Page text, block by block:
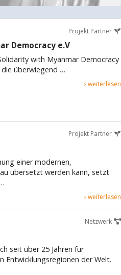
Projekt Partner
Democracy e.V
with Myanmar Democracy
die überwiegend …
› weiterlesen
Projekt Partner
einer modernen,
übersetzt werden kann, setzt
› weiterlesen
Netzwerk
seit über 25 Jahren für
Entwicklungsregionen der Welt.